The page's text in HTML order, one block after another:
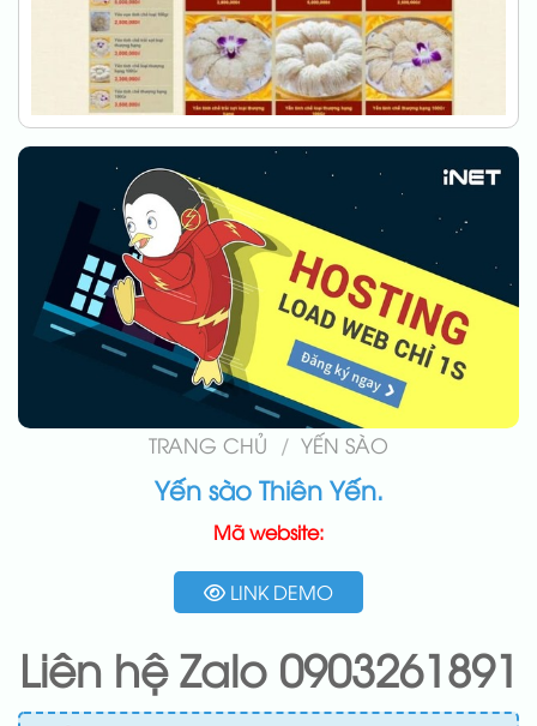
TRANG CHỦ / YẾN SÀO
Yến sào Thiên Yến.
Mã website:
LINK DEMO
Liên hệ Zalo 0903261891